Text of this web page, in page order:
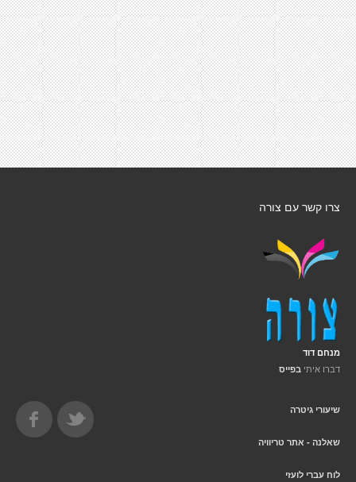
צרו קשר עם צורה
מנחם דוד
דברו איתי בפייס
שיעורי גיטרה
שאלנה - אתר טריוויה
לוח עברי לועזי